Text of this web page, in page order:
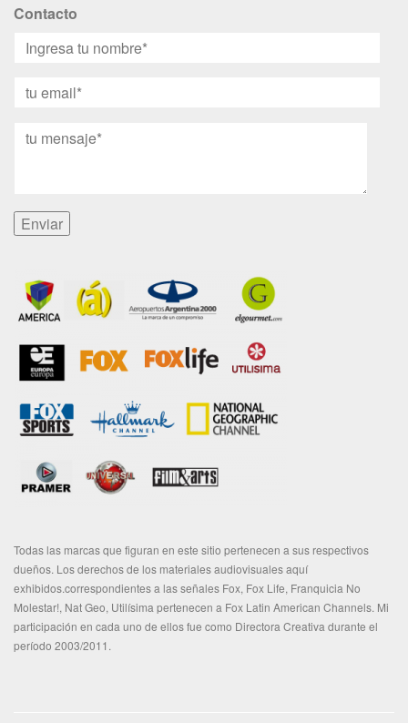
Contacto
Todas las marcas que figuran en este sitio pertenecen a sus respectivos
dueños. Los derechos de los materiales audiovisuales aquí
exhibidos.correspondientes a las señales Fox, Fox Life, Franquicia No
Molestar!, Nat Geo, Utilísima pertenecen a Fox Latin American Channels. Mi
participación en cada uno de ellos fue como Directora Creativa durante el
período 2003/2011.